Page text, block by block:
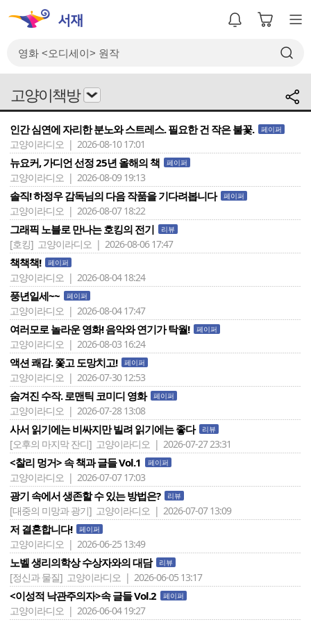
고양이책방
인간 심연에 자리한 분노와 스트레스. 필요한 건 작은 불꽃. 페이퍼
고양이라디오 | 2026-08-10 17:01
뉴요커, 가디언 선정 25년 올해의 책 페이퍼
고양이라디오 | 2026-08-09 19:13
솔직! 하정우 감독님의 다음 작품을 기다려봅니다 페이퍼
고양이라디오 | 2026-08-07 18:22
그래픽 노블로 만나는 호킹의 전기 리뷰
[호킹] 고양이라디오 | 2026-08-06 17:47
책책책! 페이퍼
고양이라디오 | 2026-08-04 18:24
풍년일세~~ 페이퍼
고양이라디오 | 2026-08-04 17:47
여러모로 놀라운 영화! 음악와 연기가 탁월! 페이퍼
고양이라디오 | 2026-08-03 16:24
액션 쾌감. 쫓고 도망치고! 페이퍼
고양이라디오 | 2026-07-30 12:53
숨겨진 수작. 로맨틱 코미디 영화 페이퍼
고양이라디오 | 2026-07-28 13:08
사서 읽기에는 비싸지만 빌려 읽기에는 좋다 리뷰
[오후의 마지막 잔디] 고양이라디오 | 2026-07-27 23:31
<찰리 멍거> 속 책과 글들 Vol.1 페이퍼
고양이라디오 | 2026-07-07 17:03
광기 속에서 생존할 수 있는 방법은? 리뷰
[대중의 미망과 광기] 고양이라디오 | 2026-07-07 13:09
저 결혼합니다! 페이퍼
고양이라디오 | 2026-06-25 13:49
노벨 생리의학상 수상자와의 대담 리뷰
[정신과 물질] 고양이라디오 | 2026-06-05 13:17
<이성적 낙관주의자>속 글들 Vol.2 페이퍼
고양이라디오 | 2026-06-04 19:27